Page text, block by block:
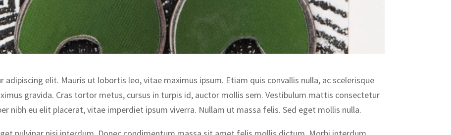
elit. Mauris ut lobortis leo, vitae maximus ipsum. Etiam quis convallis nulla, ac scelerisque
gravida. Cras tortor metus, cursus in turpis id, auctor mollis sem. Vestibulum mattis consectetur
nibh eu elit placerat, vitae imperdiet ipsum viverra. Nullam ut massa felis. Sed eget mollis nulla.